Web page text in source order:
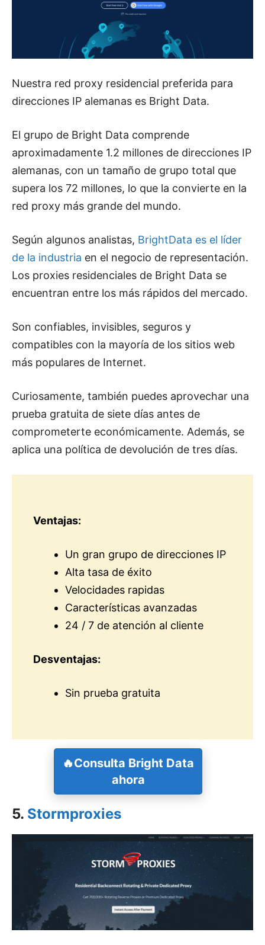
Nuestra red proxy residencial preferida para
direcciones IP alemanas es Bright Data.
El grupo de Bright Data comprende
aproximadamente 1.2 millones de direcciones IP
alemanas, con un tamaño de grupo total que
supera los 72 millones, lo que la convierte en la
red proxy más grande del mundo.
Según algunos analistas, BrightData es el líder
de la industria en el negocio de representación.
Los proxies residenciales de Bright Data se
encuentran entre los más rápidos del mercado.
Son confiables, invisibles, seguros y
compatibles con la mayoría de los sitios web
más populares de Internet.
Curiosamente, también puedes aprovechar una
prueba gratuita de siete días antes de
comprometerte económicamente. Además, se
aplica una política de devolución de tres días.
Ventajas:
Un gran grupo de direcciones IP
Alta tasa de éxito
Velocidades rapidas
Características avanzadas
24 / 7 de atención al cliente
Desventajas:
Sin prueba gratuita
🔥Consulta Bright Data
ahora
5. Stormproxies